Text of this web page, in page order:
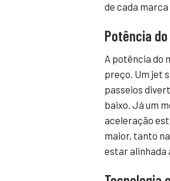
de cada
Potência
A potência do
preço. Um jet
passeios
baixo. Já um
aceleração
maior, tanto
estar alinhada